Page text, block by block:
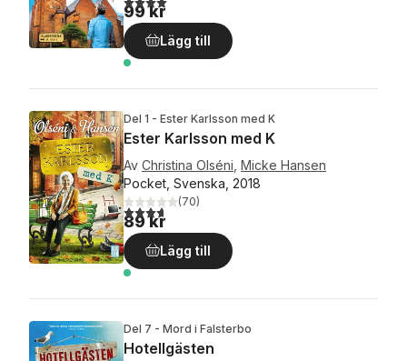
99 kr
Lägg till
Del 1 - Ester Karlsson med K
Ester Karlsson med K
Av Christina Olséni Micke Hansen
Pocket, Svenska, 2018
3,7utav 5 stjärnor. Totalt antal röster:
(70)
89 kr
Lägg till
Del 7 - Mord i Falsterbo
Hotellgästen